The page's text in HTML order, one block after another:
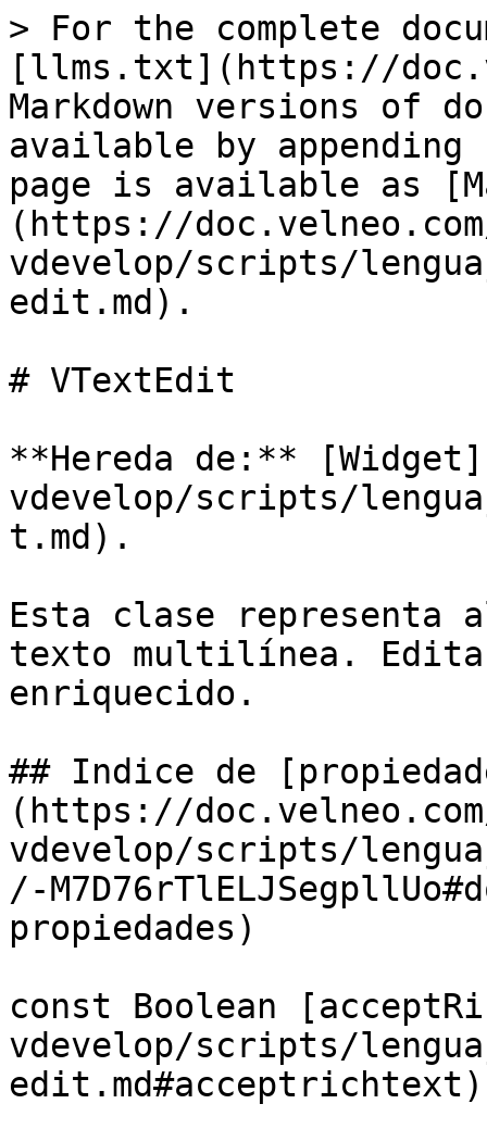
> For the complete
[llms.txt](https://
Markdown versions of
available by
page is available as
(https://
vdevelop/scripts/
edit.md).
# VTextEdit
**Hereda de:**
vdevelop/scripts/
t.md).
Esta clase representa
texto multilínea.
enriquecido.
## Indice de
(https://
vdevelop/scripts/
/-
propiedades)
const Boolean
vdevelop/scripts/
edit.md#acceptrichtext)